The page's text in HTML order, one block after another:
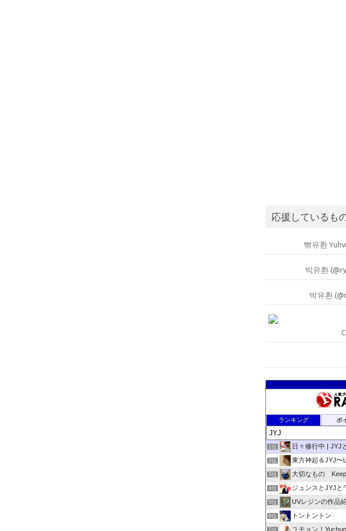
応援しているも
빢유환
박유환
박유환
ランキング ポ
1位 日々修行中 | JYJ
2位 東方神起＆JYJ〜
3位 大切なもの
4位 ジュンスとJYJと
5位 UVレジンの作品
6位 トントントン
7位 ユチョン！